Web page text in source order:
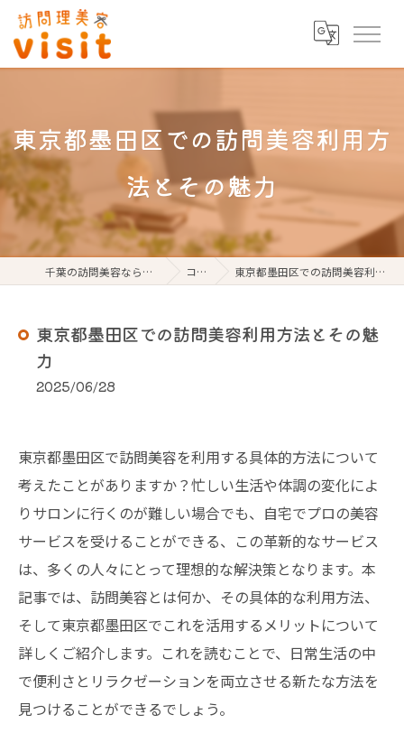
東京都墨田区での訪問美容利用方
法とその魅力
千葉の訪問美容なら訪問理美容visit コラム 東京都墨田区での訪問美容利用方法とその魅力
東京都墨田区での訪問美容利用方法とその魅
力
2025/06/28
東京都墨田区で訪問美容を利用する具体的方法について
考えたことがありますか？忙しい生活や体調の変化によ
りサロンに行くのが難しい場合でも、自宅でプロの美容
サービスを受けることができる、この革新的なサービス
は、多くの人々にとって理想的な解決策となります。本
記事では、訪問美容とは何か、その具体的な利用方法、
そして東京都墨田区でこれを活用するメリットについて
詳しくご紹介します。これを読むことで、日常生活の中
で便利さとリラクゼーションを両立させる新たな方法を
見つけることができるでしょう。